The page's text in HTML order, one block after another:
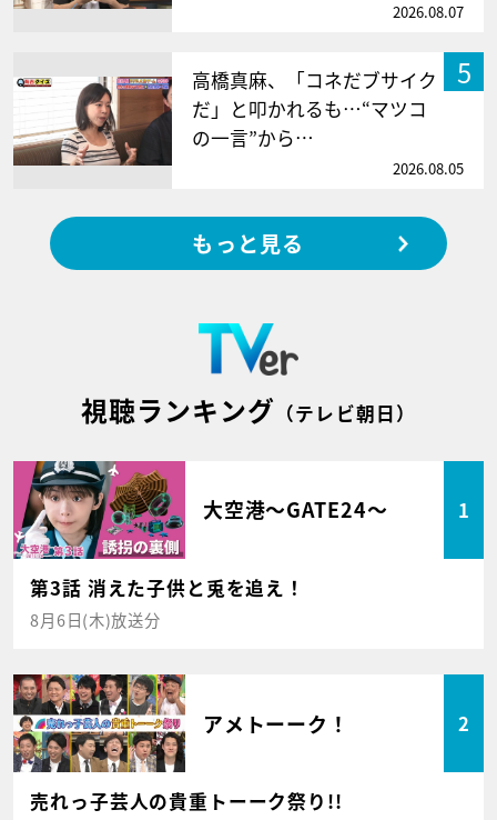
2026.08.07
5
高橋真麻、「コネだブサイク
だ」と叩かれるも…“マツコ
の一言”から…
2026.08.05
もっと見る
視聴ランキング （テレビ朝日）
大空港～GATE24～ 1
第3話 消えた子供と兎を追え！
8月6日(木)放送分
アメトーーク！ 2
売れっ子芸人の貴重トーーク祭り!!